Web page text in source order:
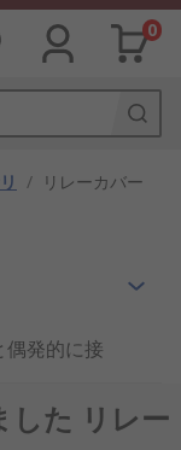
0
/ リレーカバー
偶発的に接
した リレー